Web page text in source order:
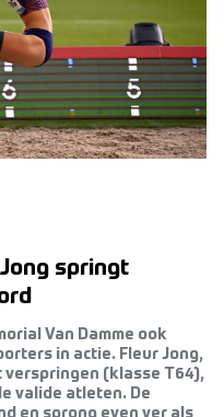
springt
Van Damme ook
in actie. Fleur Jong,
(klasse T64),
valide atleten. De
en sprong even ver als